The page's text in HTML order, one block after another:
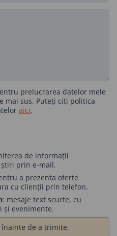
prelucrarea datelor mele
mai sus. Puteți citi politica
aici.
de informații
prin e-mail.
a prezenta oferte
cu clienții prin telefon.
: mesaje text scurte, cu
evenimente.
de a trimite.